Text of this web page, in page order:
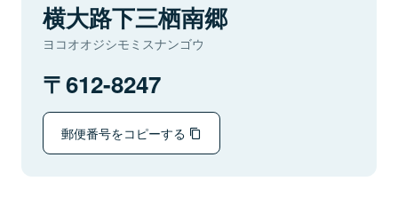
横大路下三栖南郷
ヨコオオジシモミスナンゴウ
612-8247
郵便番号をコピーする